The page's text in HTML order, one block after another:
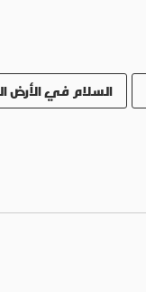
السلام في الأرض